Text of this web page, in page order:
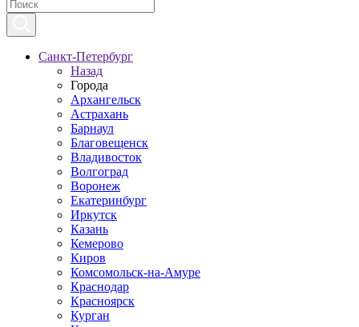
Санкт-Петербург
Назад
Города
Архангельск
Астрахань
Барнаул
Благовещенск
Владивосток
Волгоград
Воронеж
Екатеринбург
Иркутск
Казань
Кемерово
Киров
Комсомольск-на-Амуре
Краснодар
Красноярск
Курган